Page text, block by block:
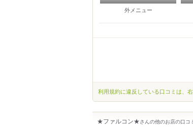
外メニュー
利用規約に違反している口コミは、
★ファルコン★さんの他のお店の口コ